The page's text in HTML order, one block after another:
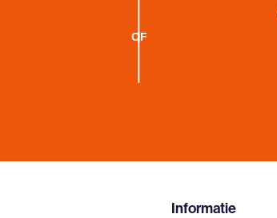
OF
Informatie